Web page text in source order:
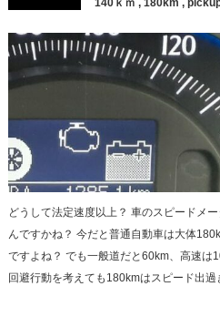
140ｋｍ , 180km ,
どうして法定速度以上？ 車のスピードメ
んですかね？ 今だと普通自動車は大体
ですよね？ でも一般道だと60km、高速は
回避行動を考えても180kmはスピード出過